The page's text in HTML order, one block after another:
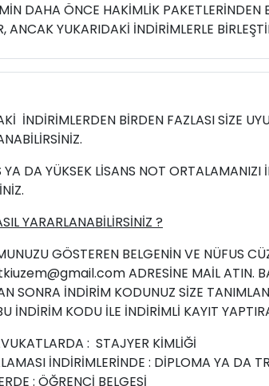
DAHA ÖNCE HAKİMLİK PAKETLERİNDEN
ANCAK YUKARIDAKİ İNDİRİMLERLE
İNDİRİMLERDEN BİRDEN FAZLASI SİZE
YA DA YÜKSEK LİSANS NOT ORTALAMANIZI
YARARLANABİLİRSİNİZ ?
GÖSTEREN BELGENİN VE NÜFUS
ADRESİNE MAİL ATIN.
SONRA İNDİRİM KODUNUZ SİZE
İNDİRİM KODU İLE İNDİRİMLİ KAYIT
: STAJYER KİMLİĞİ
İNDİRİMLERİNDE : DİPLOMA YA DA
: ÖĞRENCİ BELGESİ